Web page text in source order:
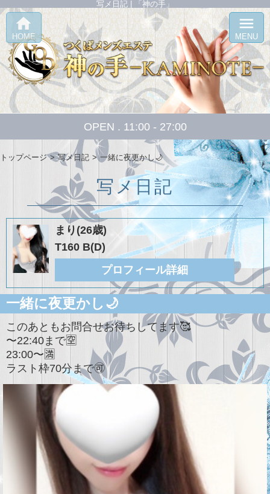
写メ日記 | 「神の手」
OPEN . 11:00 - 27:00
home
HOME
menu
MENU
トップページ 写メ日記 一緒に夜更かし🌙
写メ日記
まり(26歳)
T160 B(D)
プロフィール詳細
一緒に夜更かし🌙
このあともお問合せお待ちしてます🥰
〜22:40まで🈳
23:00〜🈵
ラスト枠70分まで🉑